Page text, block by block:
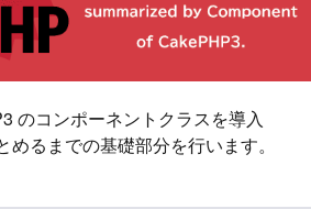
のコンポーネントクラスを導入
めるまでの基礎部分を行います。